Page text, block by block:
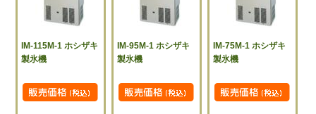
IM-115M-1 ホシザキ
製氷機
IM-95M-1 ホシザキ
製氷機
IM-75M-1 ホシザキ
製氷機